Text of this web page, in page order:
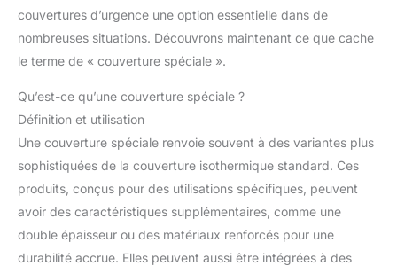
couvertures d’urgence une option essentielle dans de
nombreuses situations. Découvrons maintenant ce que cache
le terme de « couverture spéciale ».
Qu’est-ce qu’une couverture spéciale ?
Définition et utilisation
Une couverture spéciale renvoie souvent à des variantes plus
sophistiquées de la couverture isothermique standard. Ces
produits, conçus pour des utilisations spécifiques, peuvent
avoir des caractéristiques supplémentaires, comme une
double épaisseur ou des matériaux renforcés pour une
durabilité accrue. Elles peuvent aussi être intégrées à des